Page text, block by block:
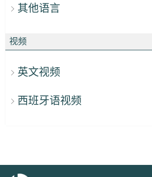
其他语言
视频
英文视频
西班牙语视频